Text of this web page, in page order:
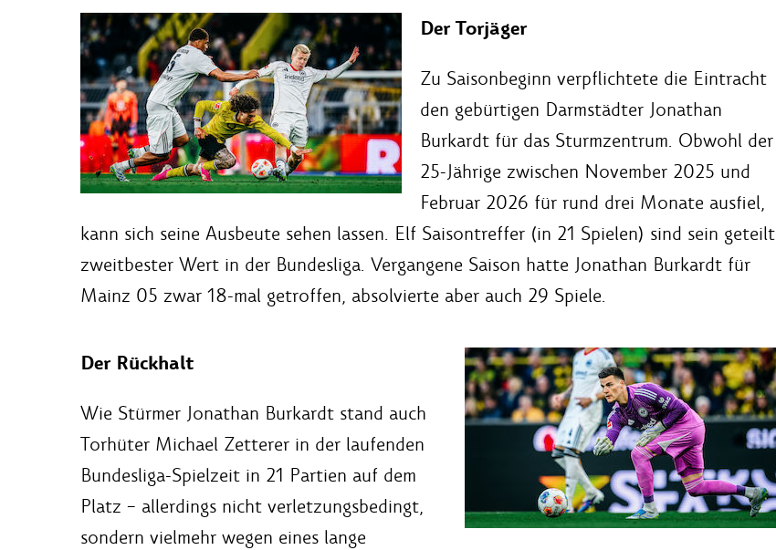
Der Torjäger
Zu Saisonbeginn verpflichtete die Eintracht
den gebürtigen Darmstädter Jonathan
Burkardt für das Sturmzentrum. Obwohl der
25-Jährige zwischen November 2025 und
Februar 2026 für rund drei Monate ausfiel,
kann sich seine Ausbeute sehen lassen. Elf Saisontreffer (in 21 Spielen) sind sein geteilt
zweitbester Wert in der Bundesliga. Vergangene Saison hatte Jonathan Burkardt für
Mainz 05 zwar 18-mal getroffen, absolvierte aber auch 29 Spiele.
Der Rückhalt
Wie Stürmer Jonathan Burkardt stand auch
Torhüter Michael Zetterer in der laufenden
Bundesliga-Spielzeit in 21 Partien auf dem
Platz – allerdings nicht verletzungsbedingt,
sondern vielmehr wegen eines lange